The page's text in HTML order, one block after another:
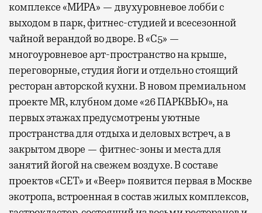
комплексе «МИРА» — двухуровневое лобби с
выходом в парк, фитнес-студией и всесезонной
чайной верандой во дворе. В «С5» —
многоуровневое арт-пространство на крыше,
переговорные, студия йоги и отдельно стоящий
ресторан авторской кухни. В новом премиальном
проекте MR, клубном доме «26 ПАРКВЬЮ», на
первых этажах предусмотрены уютные
пространства для отдыха и деловых встреч, а в
закрытом дворе — фитнес-зоны и места для
занятий йогой на свежем воздухе. В составе
проектов «СЕТ» и «Веер»появитсяпервая в Москве
экотропа, встроенная в состав жилых комплексов,